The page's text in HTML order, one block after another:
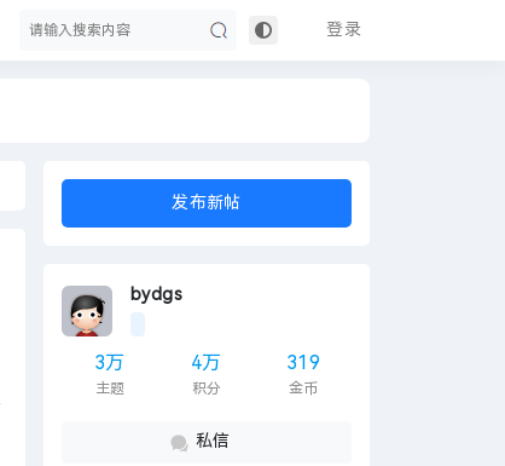
登录
发布新帖
bydgs
3万
主题
4万
积分
319
金币
私信